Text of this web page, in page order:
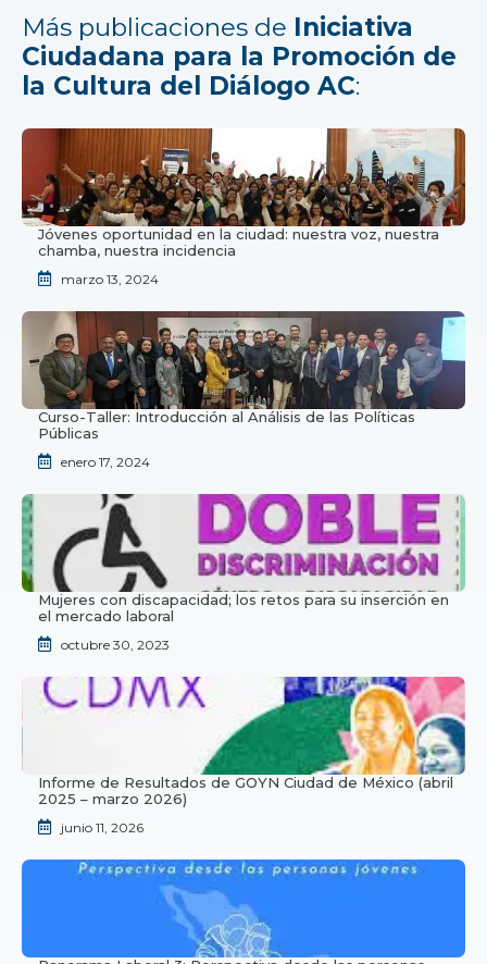
Más publicaciones de Iniciativa
Ciudadana para la Promoción de
la Cultura del Diálogo AC:
Jóvenes oportunidad en la ciudad: nuestra voz, nuestra
chamba, nuestra incidencia
marzo 13, 2024
Curso-Taller: Introducción al Análisis de las Políticas
Públicas
enero 17, 2024
Mujeres con discapacidad; los retos para su inserción en
el mercado laboral
octubre 30, 2023
Informe de Resultados de GOYN Ciudad de México (abril
2025 – marzo 2026)
junio 11, 2026